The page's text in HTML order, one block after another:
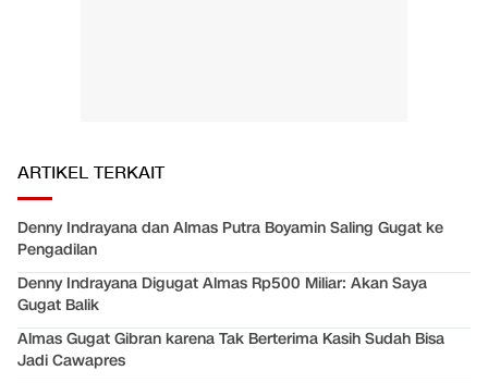
ARTIKEL TERKAIT
Denny Indrayana dan Almas Putra Boyamin Saling Gugat ke
Pengadilan
Denny Indrayana Digugat Almas Rp500 Miliar: Akan Saya
Gugat Balik
Almas Gugat Gibran karena Tak Berterima Kasih Sudah Bisa
Jadi Cawapres